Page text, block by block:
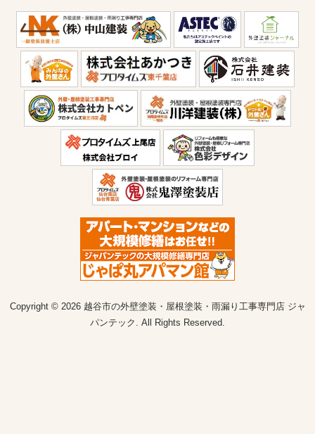
Copyright © 2026 越谷市の外壁塗装・屋根塗装・雨漏り工事専門店 ジャ
パンテック. All Rights Reserved.